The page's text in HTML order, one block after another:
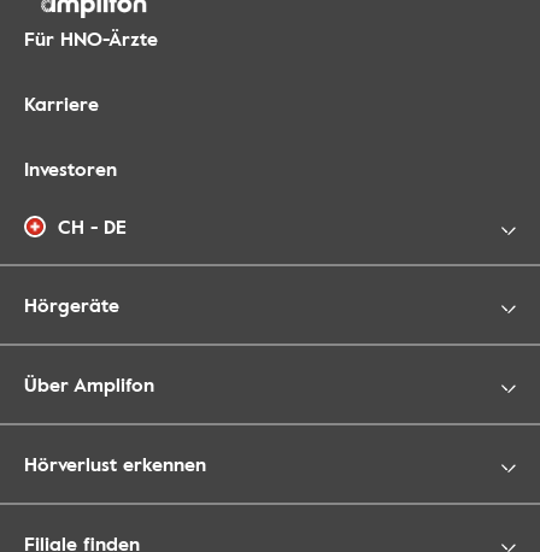
Für HNO-Ärzte
Karriere
Investoren
CH - DE
Hörgeräte
Über Amplifon
Hörverlust erkennen
Filiale finden